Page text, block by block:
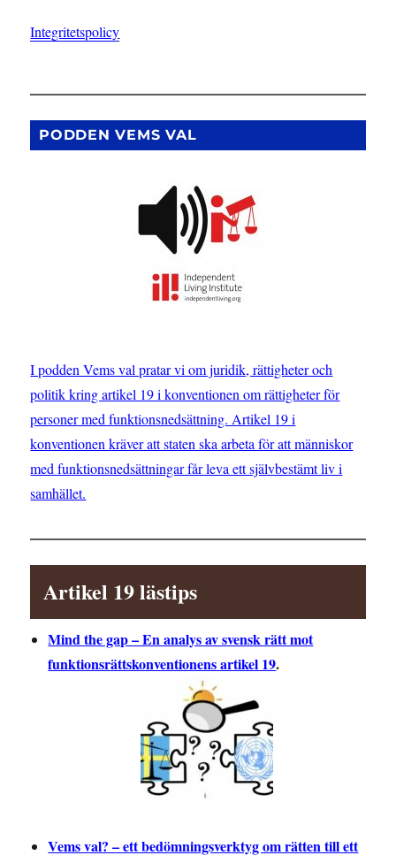
Integritetspolicy
PODDEN VEMS VAL
I podden Vems val pratar vi om juridik, rättigheter och
politik kring artikel 19 i konventionen om rättigheter för
personer med funktionsnedsättning. Artikel 19 i
konventionen kräver att staten ska arbeta för att människor
med funktionsnedsättningar får leva ett självbestämt liv i
samhället.
Artikel 19 lästips
Mind the gap – En analys av svensk rätt mot
funktionsrättskonventionens artikel 19.
Vems val? – ett bedömningsverktyg om rätten till ett